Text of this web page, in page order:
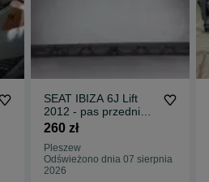
SEAT IBIZA 6J Lift
2012 - pas przedni
wzmocnienie
260 zł
Pleszew
Odświeżono dnia 07 sierpnia
2026